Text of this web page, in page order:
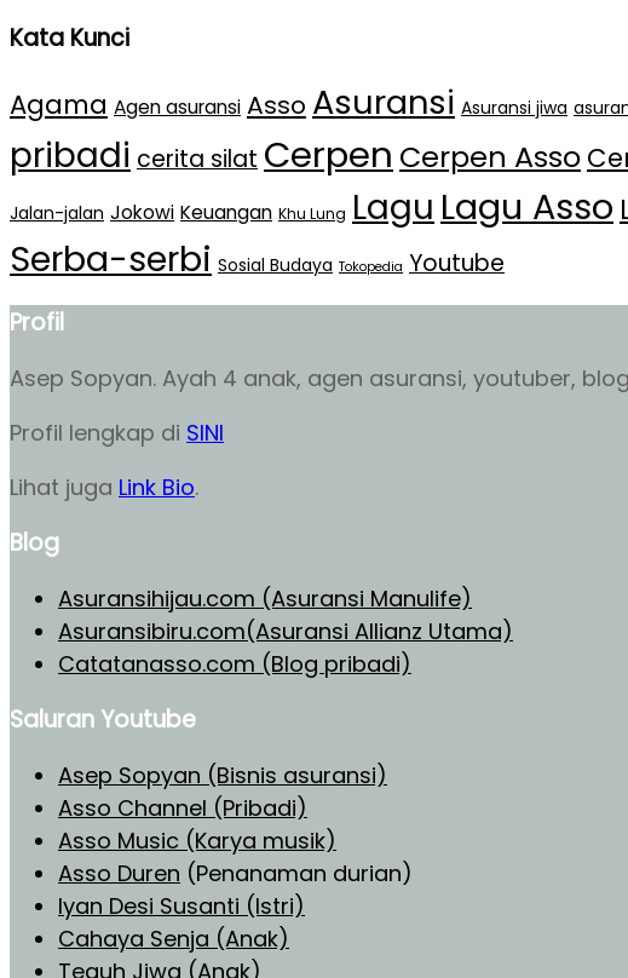
Kata Kunci
Agama Agen asuransi Asso Asuransi Asuransi jiwa
pribadi cerita silat Cerpen Cerpen Asso
Jalan-jalan Jokowi Keuangan Khu Lung Lagu Lagu Asso
Serba-serbi Sosial Budaya Tokopedia Youtube
Profil
Asep Sopyan. Ayah 4 anak, agen asuransi, youtuber,
Profil lengkap di SINI
Lihat juga Link Bio.
Blog
Asuransihijau.com (Asuransi Manulife)
Asuransibiru.com(Asuransi Allianz Utama)
Catatanasso.com (Blog pribadi)
Saluran Youtube
Asep Sopyan (Bisnis asuransi)
Asso Channel (Pribadi)
Asso Music (Karya musik)
Asso Duren (Penanaman durian)
Iyan Desi Susanti (Istri)
Cahaya Senja (Anak)
Teguh Jiwa (Anak)